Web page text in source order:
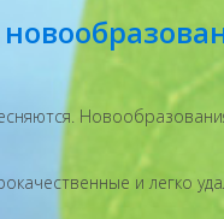
и легко